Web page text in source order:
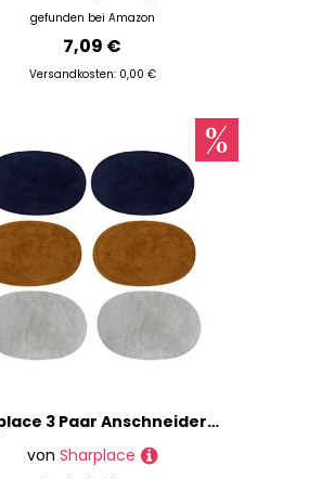
gefunden bei Amazon
7,09 €
Versandkosten: 0,00 €
Sharplace 3 Paar Anschneidern Oval Ellenbogen/Knie Patches Jeans Reparatur schneidern Applique, Farbe 2
von Sharplace